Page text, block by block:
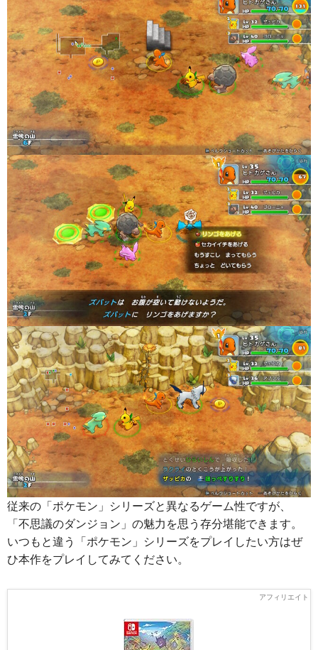
従来の「ポケモン」シリーズと異なるゲーム性ですが、
「不思議のダンジョン」の魅力を思う存分堪能できます。
いつもと違う「ポケモン」シリーズをプレイしたい方はぜ
ひ本作をプレイしてみてください。